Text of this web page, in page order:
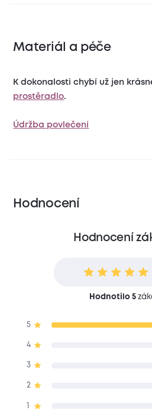
Materiál a péče
K dokonalosti chybí už jen
prostěradlo.
Údržba povlečení
Hodnocení
Hodnocení
Hodnotilo 5
5
4
3
2